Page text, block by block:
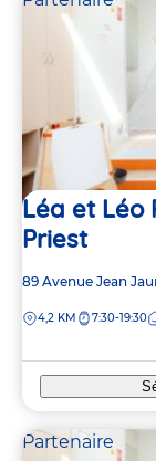
Léa et Léo
Priest
Adresse
la
89 Avenue Jean
DISTANCE
4,2 KM 7:30-19:30
Partenaire